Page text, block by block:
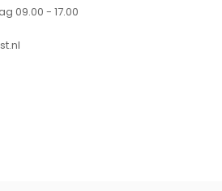
09.00 - 17.00